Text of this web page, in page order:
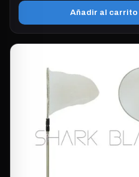
Añadir al carrito